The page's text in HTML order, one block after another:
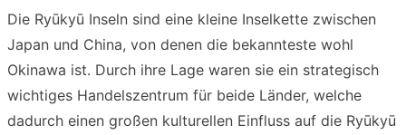
Die Ryūkyū Inseln sind eine kleine Inselkette zwischen
Japan und China, von denen die bekannteste wohl
Okinawa ist. Durch ihre Lage waren sie ein strategisch
wichtiges Handelszentrum für beide Länder, welche
dadurch einen großen kulturellen Einfluss auf die Ryūkyū